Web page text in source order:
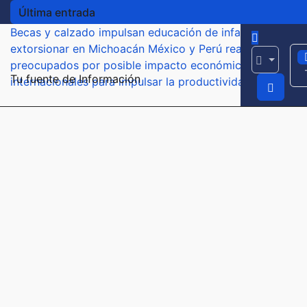
Última entrada
Becas y calzado impulsan educación de infantes y
extorsionar en Michoacán México y Perú reanudan
preocupados por posible impacto económico tras alerta
internacionales para impulsar la productividad
Tu fuente de Información